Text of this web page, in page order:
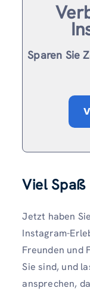
Sparen Sie
Viel Spaß
Jetzt haben Sie
Instagram-
Freunden und
Sie sind, und
ansprechen,